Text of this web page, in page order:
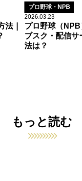
法｜
プロ野球・NPB
2026.03.23
プロ野球（
ブスク・配信サ
法は？
もっと読む